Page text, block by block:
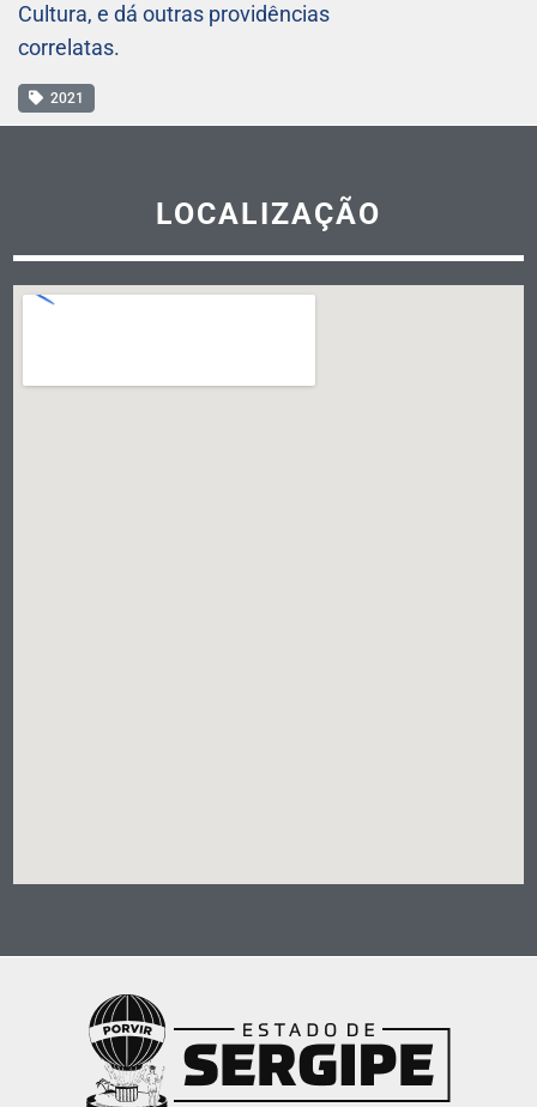
Cultura, e dá outras providências
correlatas.
2021
LOCALIZAÇÃO